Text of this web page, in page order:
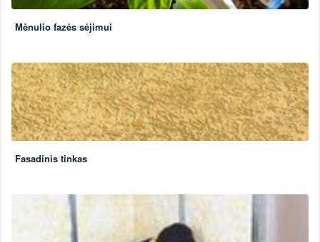
Mėnulio fazės sėjimui
Fasadinis tinkas